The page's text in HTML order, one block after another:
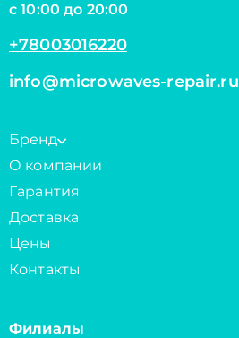
с 10:00 до 20:00
+78003016220
info@microwaves-repair.ru
Бренд
О компании
Гарантия
Доставка
Цены
Контакты
Филиалы